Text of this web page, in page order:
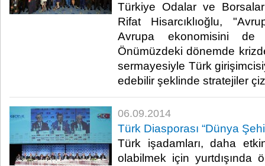
Türkiye Odalar ve
Rifat Hisarcıklıoğlu,
Avrupa ekonomisini de
Önümüzdeki dönemde
sermayesiyle Türk
edebilir şeklinde stratejiler
06.09.2014
Türk Diasporası “Dünya
Türk işadamları, daha
olabilmek için yurtdışında